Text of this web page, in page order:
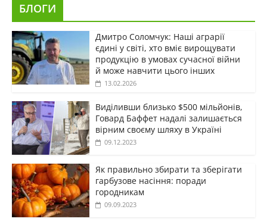
БЛОГИ
Дмитро Соломчук: Наші аграрії
єдині у світі, хто вміє вирощувати
продукцію в умовах сучасної війни
й може навчити цього інших
13.02.2026
Виділивши близько $500 мільйонів,
Говард Баффет надалі залишається
вірним своєму шляху в Україні
09.12.2023
Як правильно збирати та зберігати
гарбузове насіння: поради
городникам
09.09.2023